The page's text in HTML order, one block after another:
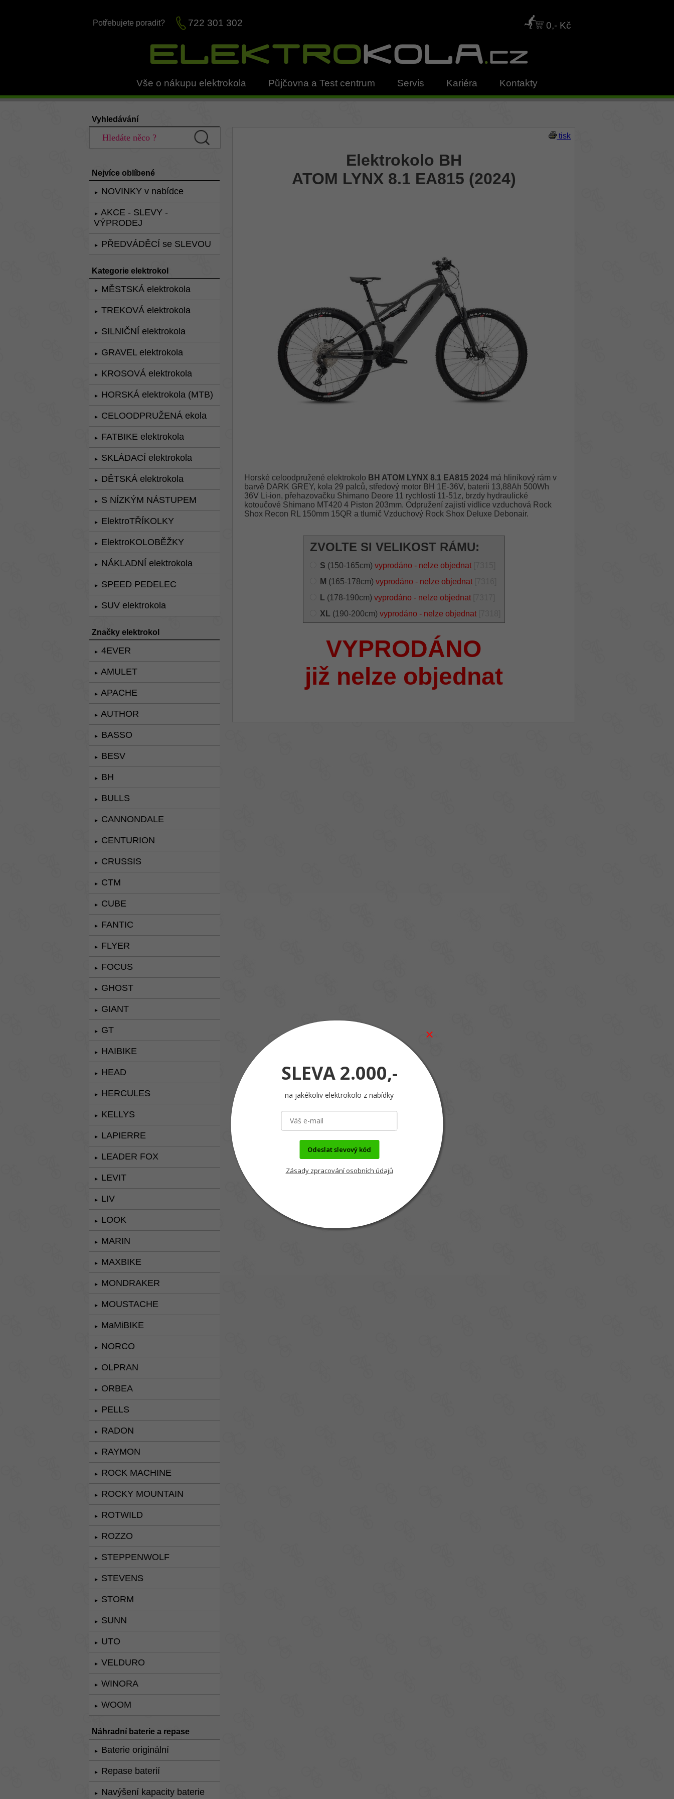
Potřebujete poradit? 722 301 302 0,- Kč
Vše o nákupu elektrokola Půjčovna a Test centrum Servis Kariéra Kontakty
Vyhledávání
Nejvíce oblíbené
► NOVINKY v nabídce
►
AKCE - SLEVY -
VÝPRODEJ
► PŘEDVÁDĚCÍ se SLEVOU
Kategorie elektrokol
► MĚSTSKÁ elektrokola
► TREKOVÁ elektrokola
► SILNIČNÍ elektrokola
► GRAVEL elektrokola
► KROSOVÁ elektrokola
► HORSKÁ elektrokola (MTB)
► CELOODPRUŽENÁ ekola
► FATBIKE elektrokola
► SKLÁDACÍ elektrokola
► DĚTSKÁ elektrokola
► S NÍZKÝM NÁSTUPEM
► ElektroTŘÍKOLKY
► ElektroKOLOBĚŽKY
► NÁKLADNÍ elektrokola
► SPEED PEDELEC
► SUV elektrokola
Značky elektrokol
► 4EVER
► AMULET
► APACHE
► AUTHOR
► BASSO
► BESV
► BH
► BULLS
► CANNONDALE
► CENTURION
► CRUSSIS
► CTM
► CUBE
► FANTIC
► FLYER
► FOCUS
► GHOST
► GIANT
► GT
► HAIBIKE
► HEAD
► HERCULES
► KELLYS
► LAPIERRE
► LEADER FOX
► LEVIT
► LIV
► LOOK
► MARIN
► MAXBIKE
► MONDRAKER
► MOUSTACHE
► MaMiBIKE
► NORCO
► OLPRAN
► ORBEA
► PELLS
► RADON
► RAYMON
► ROCK MACHINE
► ROCKY MOUNTAIN
► ROTWILD
► ROZZO
► STEPPENWOLF
► STEVENS
► STORM
► SUNN
► UTO
► VELDURO
► WINORA
► WOOM
Náhradní baterie a repase
► Baterie originální
► Repase baterií
► Navýšení kapacity baterie
tisk
Elektrokolo BH
ATOM LYNX 8.1 EA815 (2024)
Horské celoodpružené elektrokolo BH ATOM LYNX 8.1 EA815 2024má hliníkový rám v
barvě DARK GREY, kola 29 palců, středový motor BH 1E-36V, baterii 13,88Ah 500Wh
36V Li-ion, přehazovačku Shimano Deore 11 rychlostí 11-51z, brzdy hydraulické
kotoučové Shimano MT420 4 Piston 203mm. Odpružení zajistí vidlice vzduchová Rock
Shox Recon RL 150mm 15QR a tlumič Vzduchový Rock Shox Deluxe Debonair.
ZVOLTE SI VELIKOST RÁMU:
S (150-165cm) vyprodáno - nelze objednat
M (165-178cm) vyprodáno - nelze objednat
L (178-190cm) vyprodáno - nelze objednat
XL (190-200cm) vyprodáno - nelze objednat
VYPRODÁNO
již nelze objednat
SLEVA 2.000,-
na jakékoliv elektrokolo z nabídky
Odeslat slevový kód
Zásady zpracování osobních údajů